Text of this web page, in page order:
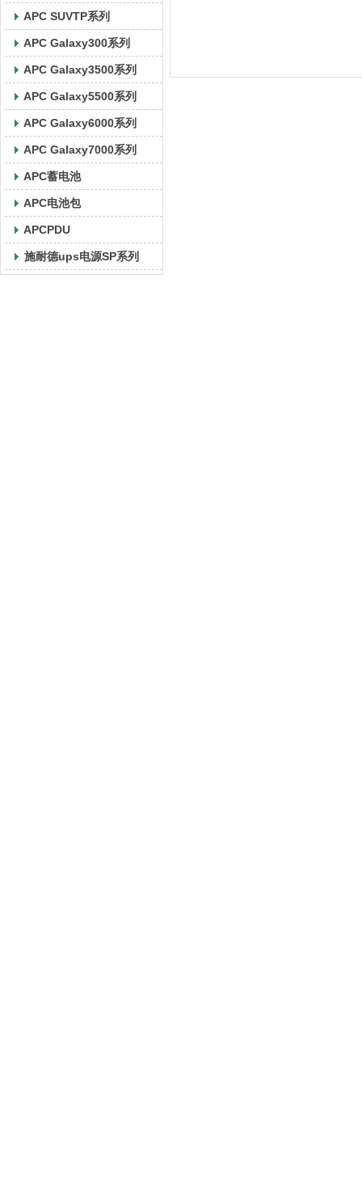
APC SUVTP系列
APC Galaxy300系列
APC Galaxy3500系列
APC Galaxy5500系列
APC Galaxy6000系列
APC Galaxy7000系列
APC蓄电池
APC电池包
APCPDU
施耐德ups电源SP系列